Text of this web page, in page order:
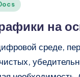
на
среде,